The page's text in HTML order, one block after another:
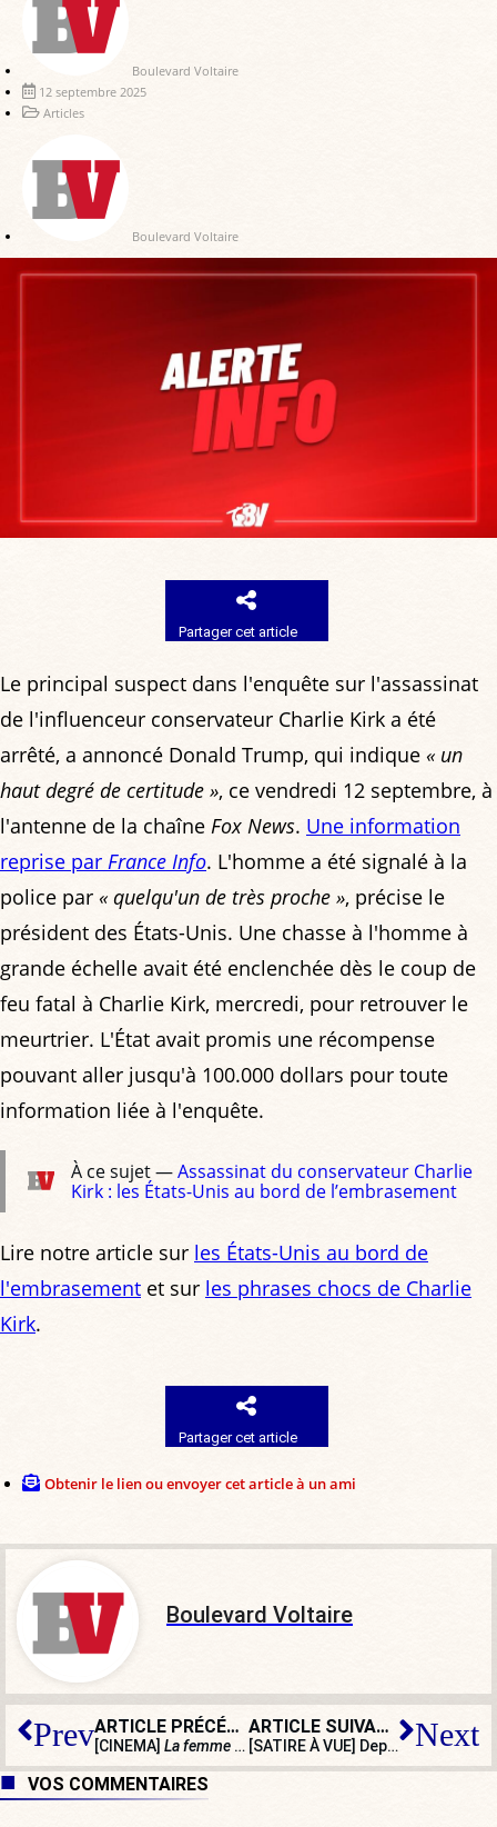
Boulevard Voltaire
12 septembre 2025
Articles
Boulevard Voltaire
Partager cet article
Le principal suspect dans l'enquête sur l'assassinat
de l'influenceur conservateur Charlie Kirk a été
arrêté, a annoncé Donald Trump, qui indique « un
haut degré de certitude », ce vendredi 12 septembre, à
l'antenne de la chaîne Fox News. Une information
reprise par France Info. L'homme a été signalé à la
police par « quelqu'un de très proche », précise le
président des États-Unis. Une chasse à l'homme à
grande échelle avait été enclenchée dès le coup de
feu fatal à Charlie Kirk, mercredi, pour retrouver le
meurtrier. L'État avait promis une récompense
pouvant aller jusqu'à 100.000 dollars pour toute
information liée à l'enquête.
À ce sujet —Assassinat du conservateur Charlie
Kirk : les États-Unis au bord de l’embrasement
Lire notre article sur les États-Unis au bord de
l'embrasement et sur les phrases chocs de Charlie
Kirk.
Partager cet article
Obtenir le lien ou envoyer cet article à un ami
Boulevard Voltaire
Prev ARTICLE PRÉCÉDENT
[CINEMA] La femme qui en savait trop , le polar scénarisé
ARTICLE SUIVANT
[SATIRE À VUE] Depuis qu’il fait de la télé, Olivier Véran va « Mieux » Next
VOS COMMENTAIRES